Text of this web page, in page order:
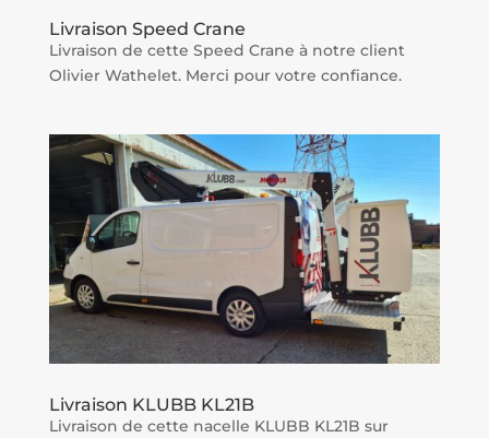
Livraison Speed Crane
Livraison de cette Speed Crane à notre client
Olivier Wathelet. Merci pour votre confiance.
Livraison KLUBB KL21B
Livraison de cette nacelle KLUBB KL21B sur